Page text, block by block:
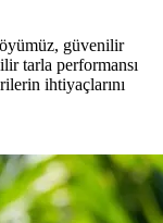
güvenilir
tarla performansı
ihtiyaçlarını